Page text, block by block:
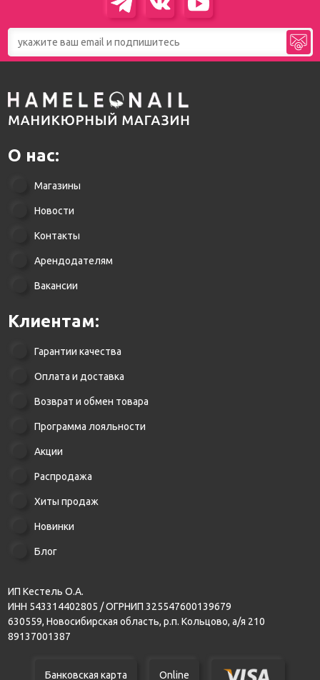
О нас:
Магазины
Новости
Контакты
Арендодателям
Вакансии
Клиентам:
Гарантии качества
Оплата и доставка
Возврат и обмен товара
Программа лояльности
Акции
Распродажа
Хиты продаж
Новинки
Блог
ИП Кестель О.А.
ИНН 543314402805 / ОГРНИП 325547600139679
630559, Новосибирская область, р.п. Кольцово, а/я 210
89137001387
Банковская карта Online